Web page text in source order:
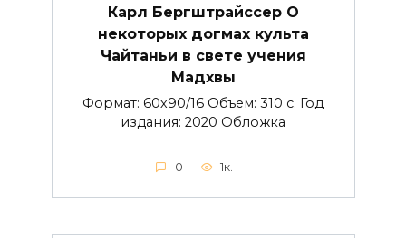
Карл Бергштрайссер О
некоторых догмах культа
Чайтаньи в свете учения
Мадхвы
Формат: 60х90/16 Объем: 310 с. Год
издания: 2020 Обложка
0 1к.